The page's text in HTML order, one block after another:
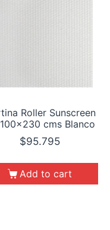
Roller Sunscreen
100×230 cms Blanco
$95.795
Add to cart